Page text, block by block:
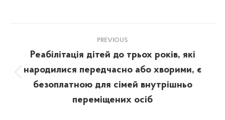
navigation
PREVIOUS
post:
Реабілітація дітей до трьох років, які
народилися передчасно або хворими, є
безоплатною для сімей внутрішньо
переміщених осіб